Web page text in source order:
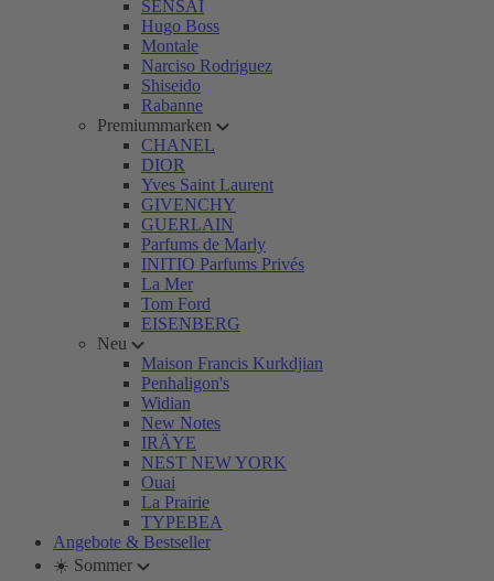
SENSAI
Hugo Boss
Montale
Narciso Rodriguez
Shiseido
Rabanne
Premiummarken
CHANEL
DIOR
Yves Saint Laurent
GIVENCHY
GUERLAIN
Parfums de Marly
INITIO Parfums Privés
La Mer
Tom Ford
EISENBERG
Neu
Maison Francis Kurkdjian
Penhaligon's
Widian
New Notes
IRÄYE
NEST NEW YORK
Ouai
La Prairie
TYPEBEA
Angebote & Bestseller
☀️ Sommer